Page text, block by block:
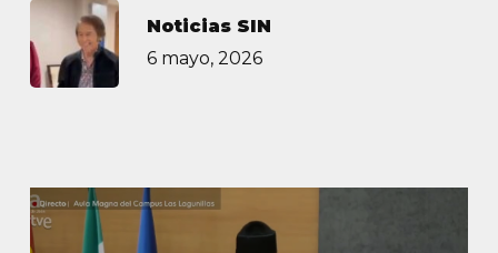
Noticias SIN
6 mayo, 2026